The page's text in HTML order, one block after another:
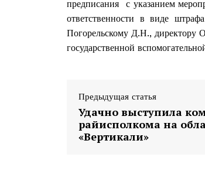
предписания с указанием
ответственности в виде
Погорельскому Д.Н., директору
государственной
Предыдущая статья
Удачно выступила
райисполкома на
«Вертикали»